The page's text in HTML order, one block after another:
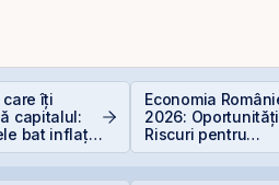
îți
capitalul:
bat inflația
Economia
2026:
Riscuri pentru
Investitori